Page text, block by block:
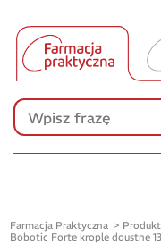
Farmacja Praktyczna
Bobotic Forte krople doustne